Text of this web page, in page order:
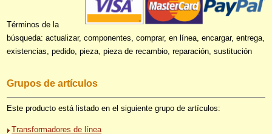
Términos de la
búsqueda: actualizar, componentes, comprar, en línea, encargar, entrega,
existencias, pedido, pieza, pieza de recambio, reparación, sustitución
Grupos de artículos
Este producto está listado en el siguiente grupo de artículos:
Transformadores de línea